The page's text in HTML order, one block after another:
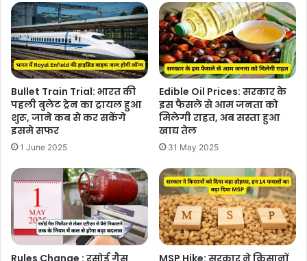
Bullet Train Trial: भारत की
पहली बुलेट ट्रेन का ट्रायल हुआ
शुरू, जाने कब से कर सकेंगे
इसमे सफर
1 June 2025
Edible Oil Prices: सरकार के
इस फैसले से आम जनता को
मिलेगी राहत, अब सस्ता हुआ
खाद्य तेल
31 May 2025